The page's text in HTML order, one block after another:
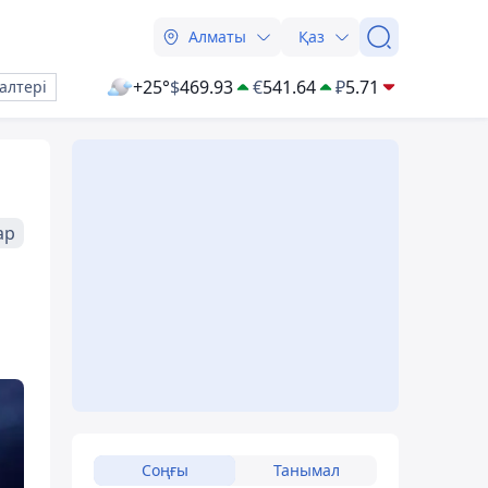
Алматы Қаз
+25°$469.93 €541.64 ₽5.71
Соңғы Танымал